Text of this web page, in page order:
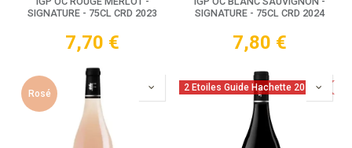
SIGNATURE - 75CL CRD 2023
7,70 €
SIGNATURE - 75CL CRD 2024
7,80 €
Rosé
2 Etoiles Guide Hachette 2026